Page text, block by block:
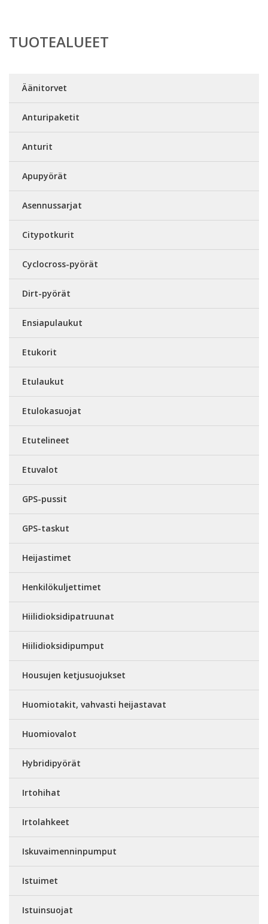
TUOTEALUEET
Äänitorvet
Anturipaketit
Anturit
Apupyörät
Asennussarjat
Citypotkurit
Cyclocross-pyörät
Dirt-pyörät
Ensiapulaukut
Etukorit
Etulaukut
Etulokasuojat
Etutelineet
Etuvalot
GPS-pussit
GPS-taskut
Heijastimet
Henkilökuljettimet
Hiilidioksidipatruunat
Hiilidioksidipumput
Housujen ketjusuojukset
Huomiotakit, vahvasti heijastavat
Huomiovalot
Hybridipyörät
Irtohihat
Irtolahkeet
Iskuvaimenninpumput
Istuimet
Istuinsuojat